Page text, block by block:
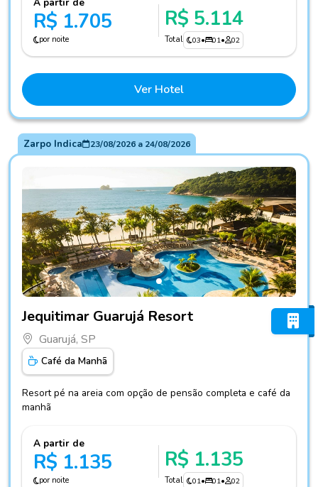
A partir de
R$ 1.705
por noite
R$ 5.114
Total 03• 01• 02
Ver Hotel
Zarpo Indica 23/08/2026a 24/08/2026
Jequitimar Guarujá Resort
Guarujá, SP
Café da Manhã
Resort pé na areia com opção de pensão completa e café da
manhã
A partir de
R$ 1.135
por noite
R$ 1.135
Total 01• 01• 02